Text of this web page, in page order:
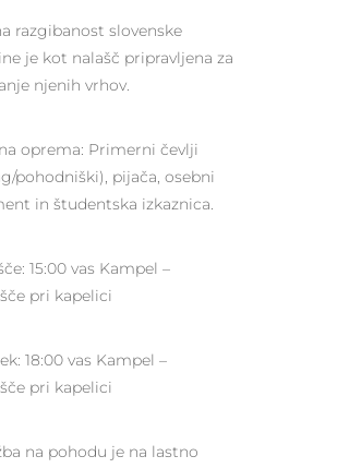
razgibanost slovenske
je kot nalašč pripravljena za
njenih vrhov.
oprema: Primerni čevlji
pohodniški), pijača, osebni
in študentska izkaznica.
15:00 vas Kampel –
pri kapelici
18:00 vas Kampel –
pri kapelici
na pohodu je na lastno